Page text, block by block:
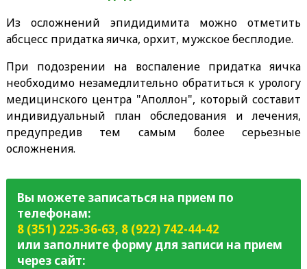
Из осложнений эпидидимита можно отметить
абсцесс придатка яичка, орхит, мужское бесплодие.
При подозрении на воспаление придатка яичка
необходимо незамедлительно обратиться к урологу
медицинского центра "Аполлон", который составит
индивидуальный план обследования и лечения,
предупредив тем самым более серьезные
осложнения.
Вы можете записаться на прием по
телефонам:
8 (351) 225-36-63, 8 (922) 742-44-42
или заполните форму для записи на прием
через сайт: